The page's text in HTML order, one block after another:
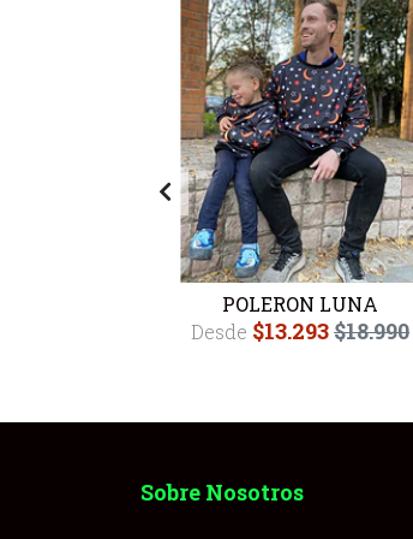
POLERON LUNA
Desde $13.293$18.990
Sobre Nosotros